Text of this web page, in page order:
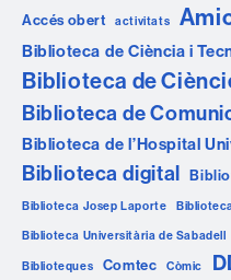
Accés obert
activitats
Biblioteca de Ciència i
Biblioteca de
Biblioteca de
Biblioteca de l’Hospital
Biblioteca digital
Biblioteca Josep Laporte
Biblioteca Universitària de Sabadell
Biblioteques Comtec Còmic